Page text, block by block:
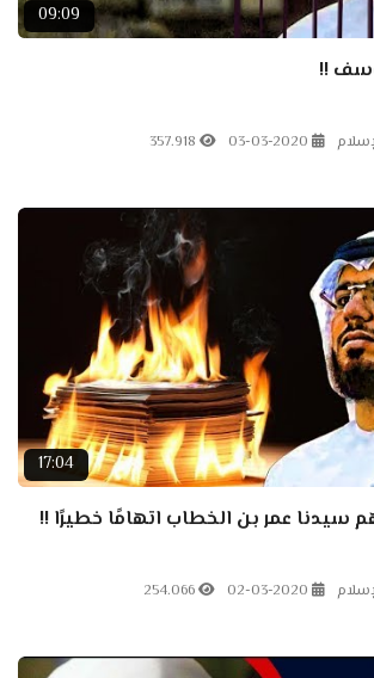
09:09
!!
03-03-2020
357.918
17:04
عمر بن الخطاب اتهامًا خطيرًا !!
02-03-2020
254.066